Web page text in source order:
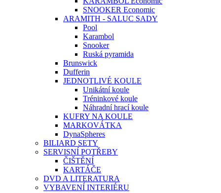
SNOOKER Economic
ARAMITH - SALUC SADY
Pool
Karambol
Snooker
Ruská pyramida
Brunswick
Dufferin
JEDNOTLIVÉ KOULE
Unikátní koule
Tréninkové koule
Náhradní hrací koule
KUFRY NA KOULE
MARKOVÁTKA
DynaSpheres
BILIARD SETY
SERVISNÍ POTŘEBY
ČIŠTĚNÍ
KARTÁČE
DVD A LITERATURA
VYBAVENÍ INTERIÉRU